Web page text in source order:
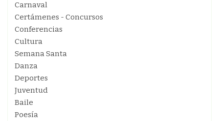
Carnaval
Certámenes - Concursos
Conferencias
Cultura
Semana Santa
Danza
Deportes
Juventud
Baile
Poesía